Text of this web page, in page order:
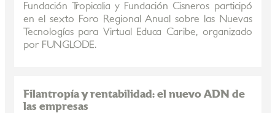
Fundación Tropicalia y Fundación Cisneros participó
en el sexto Foro Regional Anual sobre las Nuevas
Tecnologías para Virtual Educa Caribe, organizado
por FUNGLODE.
Filantropía y rentabilidad: el nuevo ADN de
las empresas